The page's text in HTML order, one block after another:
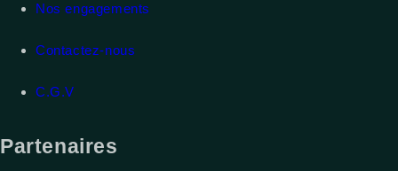
Nos engagements
Contactez-nous
C.G.V
Partenaires